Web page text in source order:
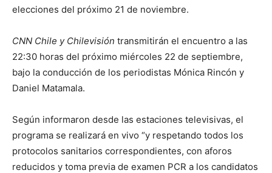
elecciones del próximo 21 de noviembre.
CNN Chile y Chilevisión transmitirán el encuentro a las
22:30 horas del próximo miércoles 22 de septiembre,
bajo la conducción de los periodistas Mónica Rincón y
Daniel Matamala.
Según informaron desde las estaciones televisivas, el
programa se realizará en vivo “y respetando todos los
protocolos sanitarios correspondientes, con aforos
reducidos y toma previa de examen PCR a los candidatos